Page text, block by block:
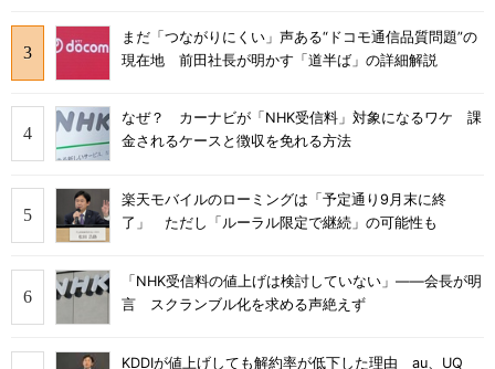
まだ「つながりにくい」声ある“ドコモ通信品質問題”の
現在地 前田社長が明かす「道半ば」の詳細解説
なぜ？ カーナビが「NHK受信料」対象になるワケ 課
金されるケースと徴収を免れる方法
楽天モバイルのローミングは「予定通り9月末に終
了」 ただし「ルーラル限定で継続」の可能性も
「NHK受信料の値上げは検討していない」――会長が明
言 スクランブル化を求める声絶えず
KDDIが値上げしても解約率が低下した理由 au、UQ